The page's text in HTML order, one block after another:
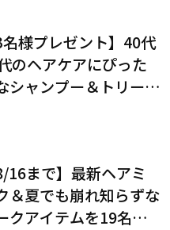
名様プレゼント】40代
のヘアケアにぴった
シャンプー＆トリート
16まで】最新ヘアミ
＆夏でも崩れ知らずな
クアイテムを19名様